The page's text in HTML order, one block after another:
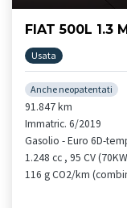
FIAT 500L 1.3
Usata
Anche neopatentati
91.847 km
Immatric. 6/2019
Gasolio - Euro 6D-
1.248 cc , 95 CV
116 g CO2/km